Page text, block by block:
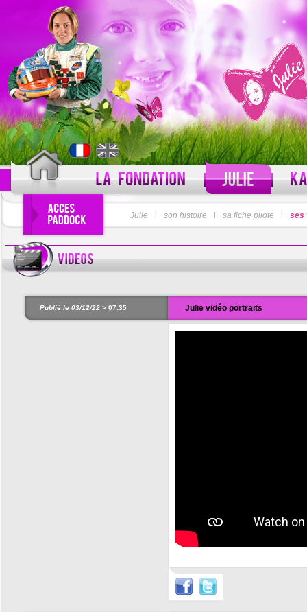
PSEUDO
Pseudo oublié ?
MOT DE PASSE
Julie son histoire sa fiche pilote ses
Publié le 03/12/22 > 07:35 Julie vidéo portraits